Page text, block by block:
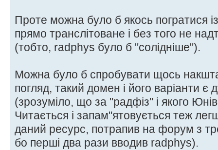
Проте можна було б якось погратися
прямо транслітоване і без того не
(тобто, radphys було б "солідніше").
Можна було б спробувати щось
погляд, такий домен і його варіанти є
(зрозуміло, що за "радфіз" і якого
Читається і запам"ятовується теж
даний ресурс, потрапив на форум з
бо перші два рази вводив radphys).